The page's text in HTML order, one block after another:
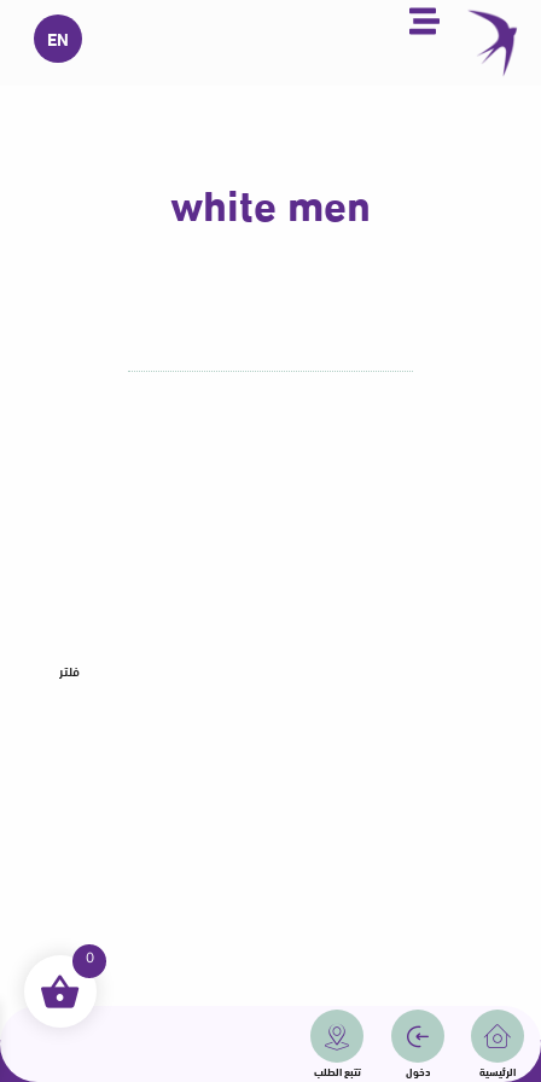
تخطي
المحتوى
EN
الرئيسية دخول تتبع الطلب
white men
فلتر
جميع الحقوق محفوظة | سمامة 2025 | دولة قطر
0